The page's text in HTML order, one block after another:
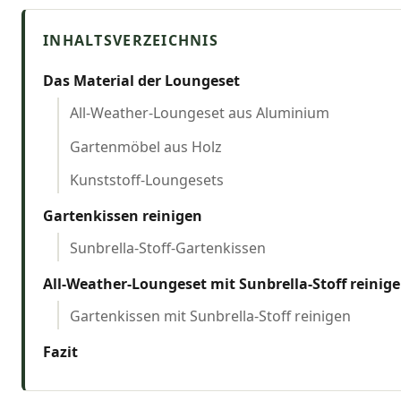
Das Material der Loungeset
All-Weather-Loungeset aus Aluminium
Gartenmöbel aus Holz
Kunststoff-Loungesets
Gartenkissen reinigen
Sunbrella-Stoff-Gartenkissen
All-Weather-Loungeset mit Sunbrella-Stoff
Gartenkissen mit Sunbrella-Stoff reinigen
Fazit